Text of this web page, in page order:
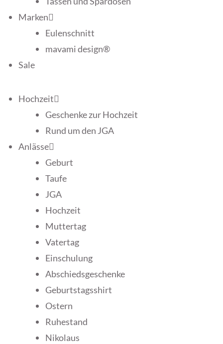
Marken
Eulenschnitt
mavami design®
Sale
Hochzeit
Geschenke zur Hochzeit
Rund um den JGA
Anlässe
Geburt
Taufe
JGA
Hochzeit
Muttertag
Vatertag
Einschulung
Abschiedsgeschenke
Geburtstagsshirt
Ostern
Ruhestand
Nikolaus